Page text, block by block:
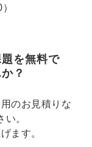
を無料で
？
のお見積りな
。
ます。